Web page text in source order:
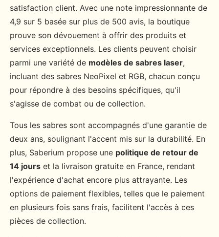
satisfaction client. Avec une note impressionnante de
4,9 sur 5 basée sur plus de 500 avis, la boutique
prouve son dévouement à offrir des produits et
services exceptionnels. Les clients peuvent choisir
parmi une variété de modèles de sabres laser,
incluant des sabres NeoPixel et RGB, chacun conçu
pour répondre à des besoins spécifiques, qu'il
s'agisse de combat ou de collection.
Tous les sabres sont accompagnés d'une garantie de
deux ans, soulignant l'accent mis sur la durabilité. En
plus, Saberium propose une politique de retour de
14 jours et la livraison gratuite en France, rendant
l'expérience d'achat encore plus attrayante. Les
options de paiement flexibles, telles que le paiement
en plusieurs fois sans frais, facilitent l'accès à ces
pièces de collection.